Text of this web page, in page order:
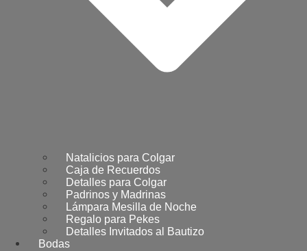
Natalicios para Colgar
Caja de Recuerdos
Detalles para Colgar
Padrinos y Madrinas
Lámpara Mesilla de Noche
Regalo para Pekes
Detalles Invitados al Bautizo
Bodas